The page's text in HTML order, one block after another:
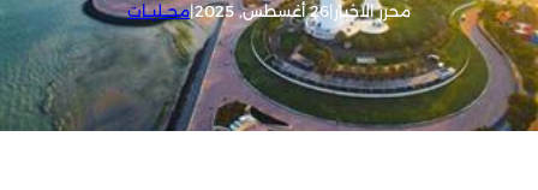
محرر الاخبار |26 أغسطس, 2025 |محــليــات